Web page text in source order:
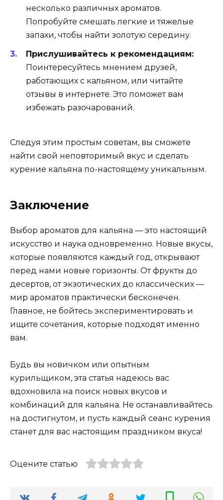
несколько различных ароматов.
Попробуйте смешать легкие и тяжелые
запахи, чтобы найти золотую середину.
Прислушивайтесь к рекомендациям:
Поинтересуйтесь мнением друзей,
работающих с кальяном, или читайте
отзывы в интернете. Это поможет вам
избежать разочарований.
Следуя этим простым советам, вы сможете
найти свой неповторимый вкус и сделать
курение кальяна по-настоящему уникальным.
Заключение
Выбор ароматов для кальяна — это настоящий
искусство и наука одновременно. Новые вкусы,
которые появляются каждый год, открывают
перед нами новые горизонты. От фрукты до
десертов, от экзотических до классических —
мир ароматов практически бесконечен.
Главное, не бойтесь экспериментировать и
ищите сочетания, которые подходят именно
вам.
Будь вы новичком или опытным
курильщиком, эта статья надеюсь вас
вдохновила на поиск новых вкусов и
комбинаций для кальяна. Не останавливайтесь
на достигнутом, и пусть каждый сеанс курения
станет для вас настоящим праздником вкуса!
Оцените статью